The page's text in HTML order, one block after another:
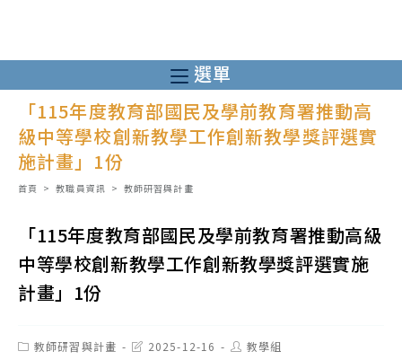
至
主
選單
「115年度教育部國民及學前教育署推動高
級中等學校創新教學工作創新教學獎評選實
施計畫」1份
首頁 > 教職員資訊 > 教師研習與計畫
「115年度教育部國民及學前教育署推動高級
中等學校創新教學工作創新教學獎評選實施
計畫」1份
Post教師研習與計畫
Post2025-12-16
Post教學組